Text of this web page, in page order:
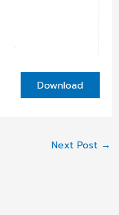
Download
Next Post →